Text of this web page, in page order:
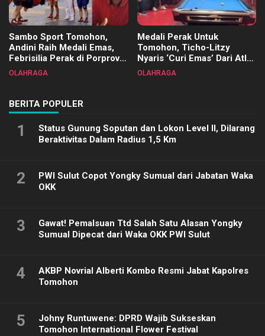
Sambo Sport Tomohon,
Andini Raih Medali Emas,
Febrisilia Perak di Porprov
Sulut 2025
OLAHRAGA
Medali Perak Untuk
Tomohon, Ticho-Litzy
Nyaris ‘Curi Emas’ Dari Atlet
Biliar PON di Porprov Sulut
OLAHRAGA
BERITA POPULER
1
Status Gunung Soputan dan Lokon Level II, Dilarang
Beraktivitas Dalam Radius 1,5 Km
2
PWI Sulut Copot Yongky Sumual dari Jabatan Waka
OKK
3
Gawat! Pemalsuan Ttd Salah Satu Alasan Yongky
Sumual Dipecat dari Waka OKK PWI Sulut
4
AKBP Novrial Alberti Kombo Resmi Jabat Kapolres
Tomohon
5
Johny Runtuwene: DPRD Wajib Sukseskan
Tomohon International Flower Festival